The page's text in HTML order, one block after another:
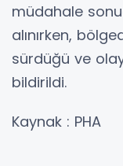
müdahale
alınırken,
sürdüğü ve
bildirildi.
Kaynak : PHA